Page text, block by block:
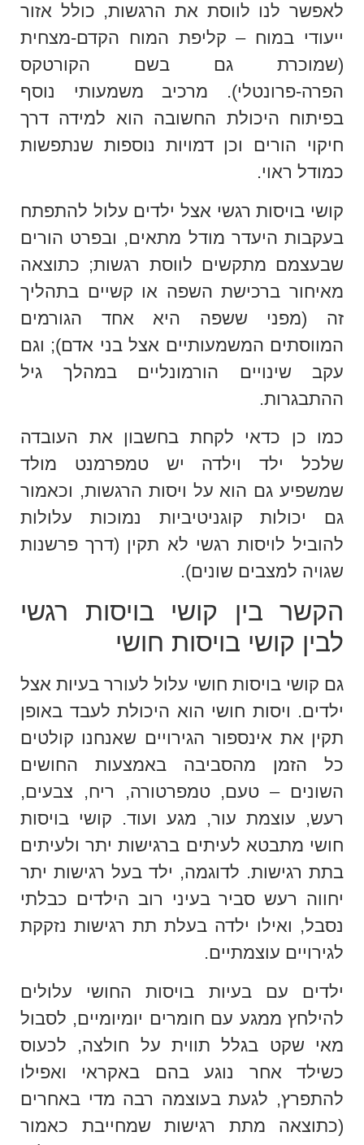
לאפשר לנו לווסת את הרגשות, כולל אזור
ייעודי במוח – קליפת המוח הקדם-מצחית
(שמוכרת גם בשם הקורטקס
הפרה-פרונטלי). מרכיב משמעותי נוסף
בפיתוח היכולת החשובה הוא למידה דרך
חיקוי הורים וכן דמויות נוספות שנתפשות
כמודל ראוי.
קושי בויסות רגשי אצל ילדים עלול להתפתח
בעקבות היעדר מודל מתאים, ובפרט הורים
שבעצמם מתקשים לווסת רגשות; כתוצאה
מאיחור ברכישת השפה או קשיים בתהליך
זה (מפני ששפה היא אחד הגורמים
המווסתים המשמעותיים אצל בני אדם); וגם
עקב שינויים הורמונליים במהלך גיל
ההתבגרות.
כמו כן כדאי לקחת בחשבון את העובדה
שלכל ילד וילדה יש טמפרמנט מולד
שמשפיע גם הוא על ויסות הרגשות, וכאמור
גם יכולות קוגניטיביות נמוכות עלולות
להוביל לויסות רגשי לא תקין (דרך פרשנות
שגויה למצבים שונים).
הקשר בין קושי בויסות רגשי
לבין קושי בויסות חושי
גם קושי בויסות חושי עלול לעורר בעיות אצל
ילדים. ויסות חושי הוא היכולת לעבד באופן
תקין את אינספור הגירויים שאנחנו קולטים
כל הזמן מהסביבה באמצעות החושים
השונים – טעם, טמפרטורה, ריח, צבעים,
רעש, עוצמת עור, מגע ועוד. קושי בויסות
חושי מתבטא לעיתים ברגישות יתר ולעיתים
בתת רגישות. לדוגמה, ילד בעל רגישות יתר
יחווה רעש סביר בעיני רוב הילדים כבלתי
נסבל, ואילו ילדה בעלת תת רגישות נזקקת
לגירויים עוצמתיים.
ילדים עם בעיות בויסות החושי עלולים
להילחץ ממגע עם חומרים יומיומיים, לסבול
מאי שקט בגלל תווית על חולצה, לכעוס
כשילד אחר נוגע בהם באקראי ואפילו
להתפרץ, לגעת בעוצמה רבה מדי באחרים
(כתוצאה מתת רגישות שמחייבת כאמור